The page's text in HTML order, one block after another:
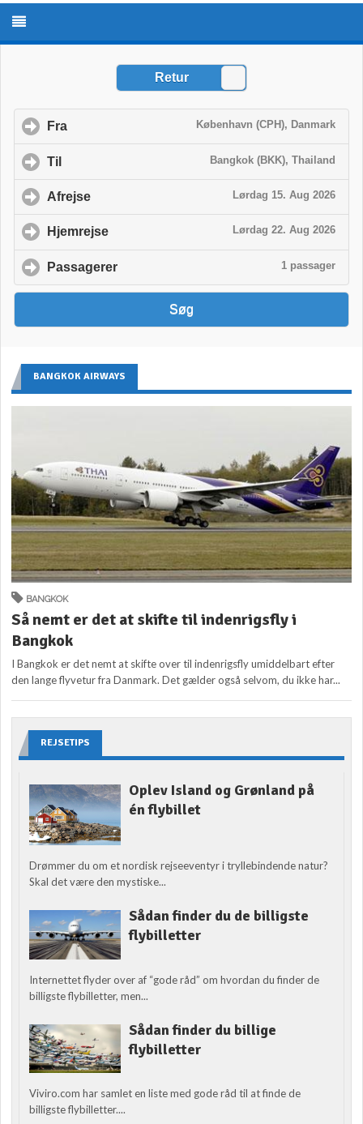
BANGKOK AIRWAYS
BANGKOK
Så nemt er det at skifte til indenrigsfly i
Bangkok
I Bangkok er det nemt at skifte over til indenrigsfly umiddelbart efter
den lange flyvetur fra Danmark. Det gælder også selvom, du ikke har...
REJSETIPS
Oplev Island og Grønland på
én flybillet
Drømmer du om et nordisk rejseeventyr i tryllebindende natur?
Skal det være den mystiske...
Sådan finder du de billigste
flybilletter
Internettet flyder over af “gode råd” om hvordan du finder de
billigste flybilletter, men...
Sådan finder du billige
flybilletter
Viviro.com har samlet en liste med gode råd til at finde de
billigste flybilletter....